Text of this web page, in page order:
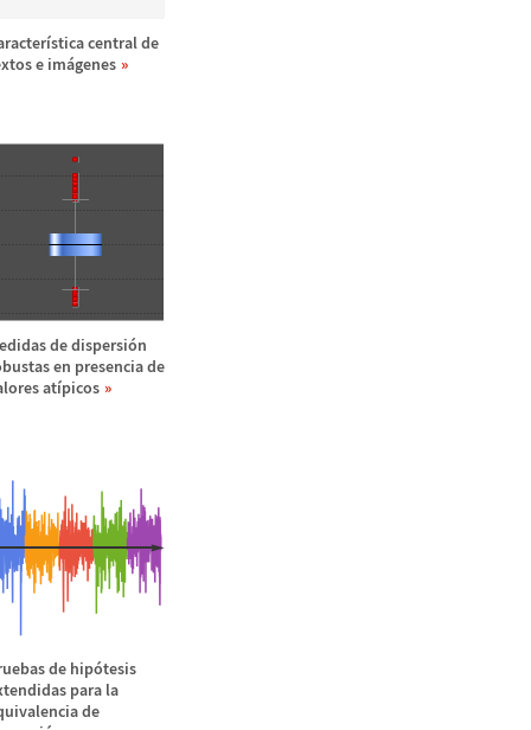
ística central de
e imágenes
de dispersión
en presencia de
atípicos
de hipótesis
para la
de